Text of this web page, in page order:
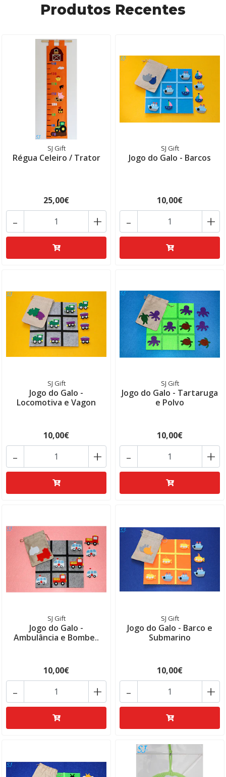
Produtos Recentes
SJ Gift
Régua Celeiro / Trator
25,00€
+
-
SJ Gift
Jogo do Galo - Barcos
10,00€
+
-
SJ Gift
Jogo do Galo -
Locomotiva e Vagon
10,00€
+
-
SJ Gift
Jogo do Galo - Tartaruga
e Polvo
10,00€
+
-
SJ Gift
Jogo do Galo -
Ambulância e Bombe..
10,00€
+
-
SJ Gift
Jogo do Galo - Barco e
Submarino
10,00€
+
-